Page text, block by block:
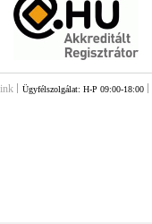
Ügyfélszolgálat: H-P 09:00-18:00